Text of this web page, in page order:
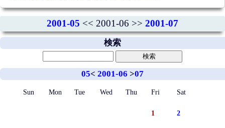
2001-05 << 2001-06 >> 2001-07
検索
05< 2001-06 >07
Sun Mon Tue Wed Thu Fri Sat
1 2